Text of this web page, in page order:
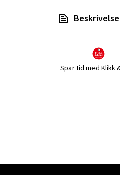
Beskrivelse
Spar tid med Klikk